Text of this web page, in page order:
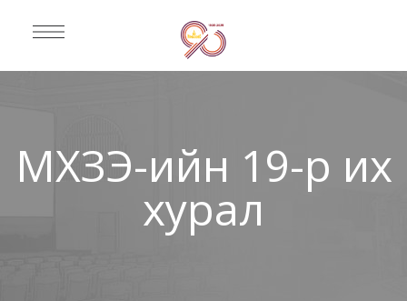
МХЗЭ-ийн 19-р их
хурал